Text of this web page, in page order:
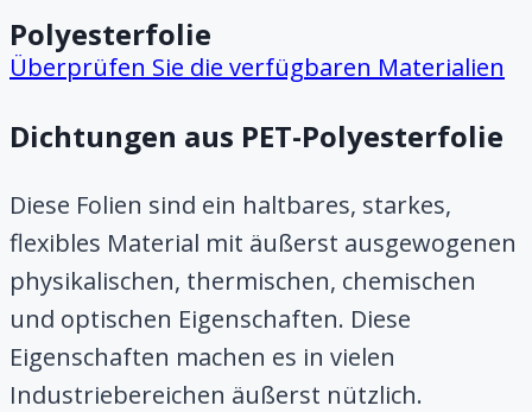
Polyesterfolie
Überprüfen Sie die verfügbaren Materialien
Dichtungen aus PET-Polyesterfolie
Diese Folien sind ein haltbares, starkes,
flexibles Material mit äußerst ausgewogenen
physikalischen, thermischen, chemischen
und optischen Eigenschaften. Diese
Eigenschaften machen es in vielen
Industriebereichen äußerst nützlich.